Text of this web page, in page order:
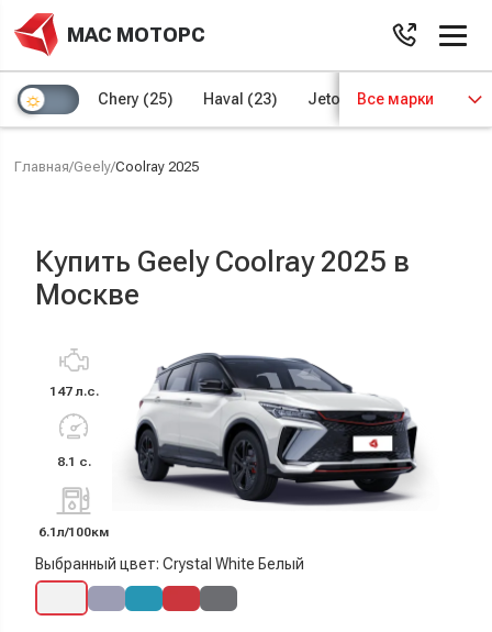
МАС МОТОРС
Chery (25) Haval (23) Jetour (8) Kaiyi (4)
Все марки
Главная/Geely/Coolray 2025
Купить Geely Coolray 2025 в
Москве
147 л.с.
8.1 с.
6.1л/100км
Выбранный цвет: Crystal White Белый